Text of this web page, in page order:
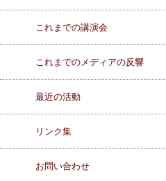
これまでの講演会
これまでのメディアの反響
最近の活動
リンク集
お問い合わせ